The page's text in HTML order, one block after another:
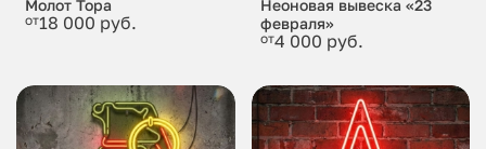
Молот Тора
от18 000 руб.
Неоновая вывеска «23
февраля»
от4 000 руб.